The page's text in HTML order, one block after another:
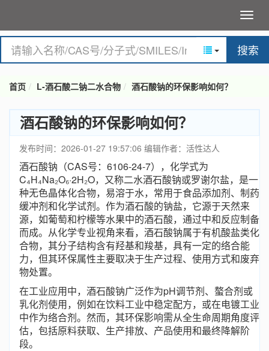
搜索
首页 L-酒石酸二钠二水合物 酒石酸钠的环保影响如何？
酒石酸钠的环保影响如何？
发布时间：2026-01-27 19:57:06 编辑作者：活性达人
酒石酸钠（CAS号：6106-24-7），化学式为
C₄H₄Na₂O₆·2H₂O，又称二水酒石酸钠或罗谢尔盐，是一
种无色晶体化合物，易溶于水，常用于食品添加剂、制药
缓冲剂和化学试剂。作为酒石酸的钠盐，它源于天然来
源，如葡萄和柠檬等水果中的酒石酸，通过中和反应制备
而成。从化学专业视角来看，酒石酸钠属于有机酸盐类化
合物，其分子结构含有羟基和羧基，具有一定的络合能
力，但其环保属性主要取决于生产过程、使用方式和废弃
物处置。
在工业应用中，酒石酸钠广泛作为pH调节剂、螯合剂或
乳化剂使用，例如在饮料工业中稳定配方，或在电镀工业
中作为络合剂。然而，其环保影响需从全生命周期角度评
估，包括原料获取、生产排放、产品使用和最终降解阶
段。